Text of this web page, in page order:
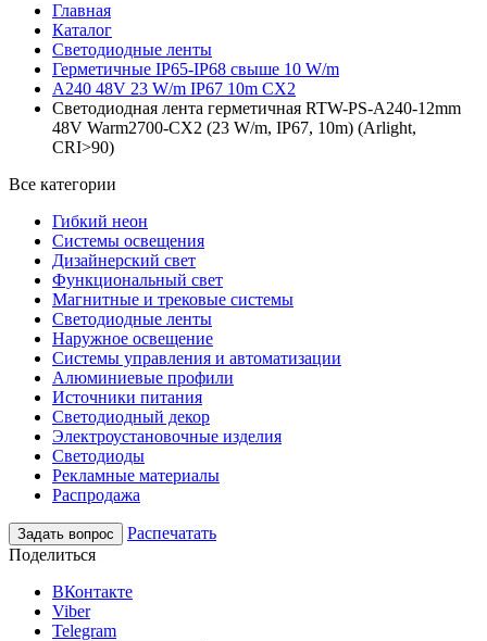
Главная
Каталог
Светодиодные ленты
Герметичные IP65-IP68 свыше 10 W/m
A240 48V 23 W/m IP67 10m CX2
Светодиодная лента герметичная RTW-PS-A240-12mm
48V Warm2700-CX2 (23 W/m, IP67, 10m) (Arlight,
CRI>90)
Все категории
Гибкий неон
Системы освещения
Дизайнерский свет
Функциональный свет
Магнитные и трековые системы
Светодиодные ленты
Наружное освещение
Системы управления и автоматизации
Алюминиевые профили
Источники питания
Светодиодный декор
Электроустановочные изделия
Светодиоды
Рекламные материалы
Распродажа
Задать вопрос
Распечатать
Поделиться
ВКонтакте
Viber
Telegram